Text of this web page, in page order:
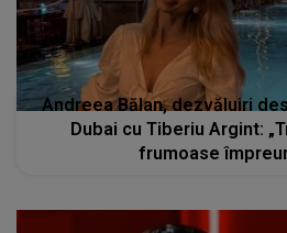
Andreea Bălan, dezvăluiri
Dubai cu Tiberiu Argint:
frumoase